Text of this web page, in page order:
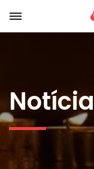
Notícia